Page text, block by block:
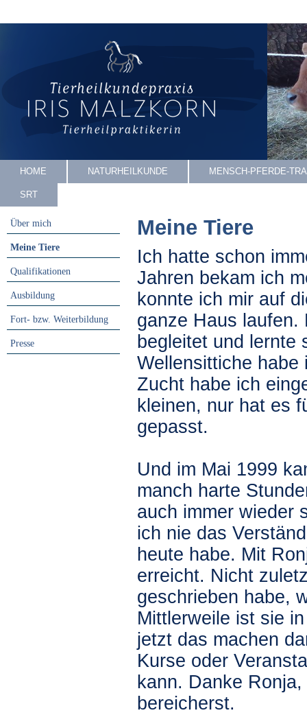
HOME NATURHEILKUNDE MENSCH-PFERDE-
SRT
Über mich
Meine Tiere
Qualifikationen
Ausbildung
Fort- bzw. Weiterbildung
Presse
Meine Tiere
Ich hatte schon
Jahren bekam ich
konnte ich mir auf
ganze Haus laufen.
begleitet und lernte
Wellensittiche habe
Zucht habe ich
kleinen, nur hat es
gepasst.
Und im Mai 1999
manch harte
auch immer wieder
ich nie das
heute habe. Mit
erreicht. Nicht
geschrieben habe,
Mittlerweile ist sie
jetzt das machen
Kurse oder
kann. Danke
bereicherst.